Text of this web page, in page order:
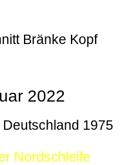
Bränke Kopf
2022
1975
Nordschleife